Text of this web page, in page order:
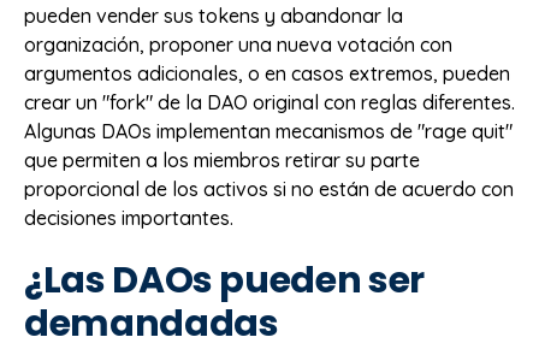
pueden vender sus tokens y abandonar la
organización, proponer una nueva votación con
argumentos adicionales, o en casos extremos, pueden
crear un "fork" de la DAO original con reglas diferentes.
Algunas DAOs implementan mecanismos de "rage quit"
que permiten a los miembros retirar su parte
proporcional de los activos si no están de acuerdo con
decisiones importantes.
¿Las DAOs pueden ser
demandadas